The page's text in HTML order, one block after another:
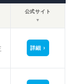
公式サイト
▼
詳細